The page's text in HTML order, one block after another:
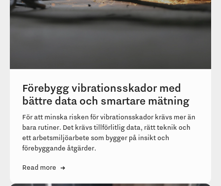
Förebygg vibrationsskador med
bättre data och smartare mätning
För att minska risken för vibrationsskador krävs mer än
bara rutiner. Det krävs tillförlitlig data, rätt teknik och
ett arbetsmiljöarbete som bygger på insikt och
förebyggande åtgärder.
Read more